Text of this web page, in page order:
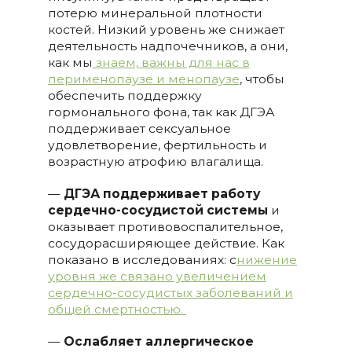
потерю минеральной плотности
костей. Низкий уровень же снижает
деятельность надпочечников, а они,
как мы знаем, важны для нас в
перименопаузе и менопаузе, чтобы
обеспечить поддержку
гормонального фона, так как ДГЭА
поддерживает сексуальное
удовлетворение, фертильность и
возрастную атрофию влагалища.
— ДГЭА поддерживает работу
сердечно-сосудистой системы и
оказывает противовоспалительное,
сосудорасширяющее действие. Как
показано в исследованиях: снижение
уровня же связано увеличением
сердечно-сосудистых заболеваний и
общей смертностью.
— Ослабляет аллергическое